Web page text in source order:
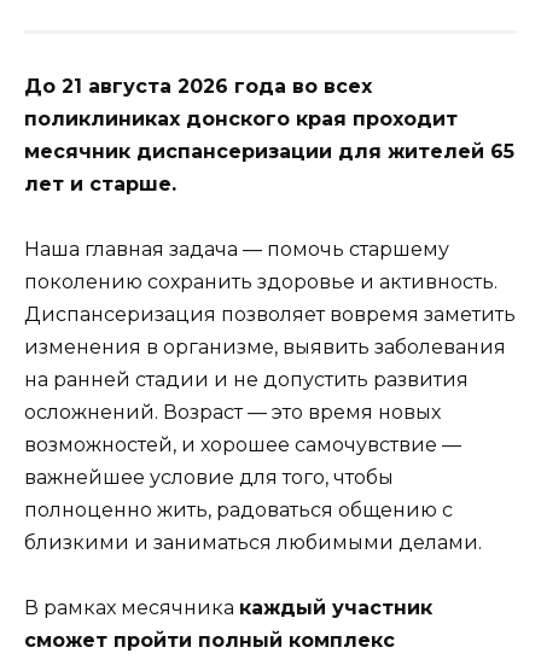
До 21 августа 2026 года во всех
поликлиниках донского края проходит
месячник диспансеризации для жителей 65
лет и старше.
Наша главная задача — помочь старшему
поколению сохранить здоровье и активность.
Диспансеризация позволяет вовремя заметить
изменения в организме, выявить заболевания
на ранней стадии и не допустить развития
осложнений. Возраст — это время новых
возможностей, и хорошее самочувствие —
важнейшее условие для того, чтобы
полноценно жить, радоваться общению с
близкими и заниматься любимыми делами.
В рамках месячника каждый участник
сможет пройти полный комплекс